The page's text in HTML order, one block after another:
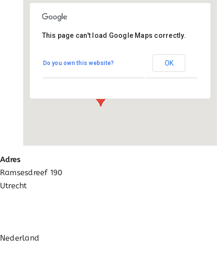
Johannes school
Ramsesdreef 190 - Utrecht
This page can't load Google Maps correctly.
Do you own this website? OK
Adres
Ramsesdreef 190
Utrecht
Nederland